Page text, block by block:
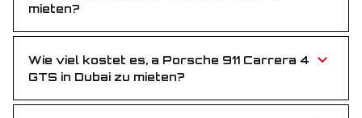
mieten?
einen Reisepass oder eine Emirates ID – einfach und
unkompliziert.
Wie viel kostet es, a Porsche 911 Carrera 4
GTS in Dubai zu mieten?
bietet ein erschwingliches Luxus-Fahrerlebnis für alle,